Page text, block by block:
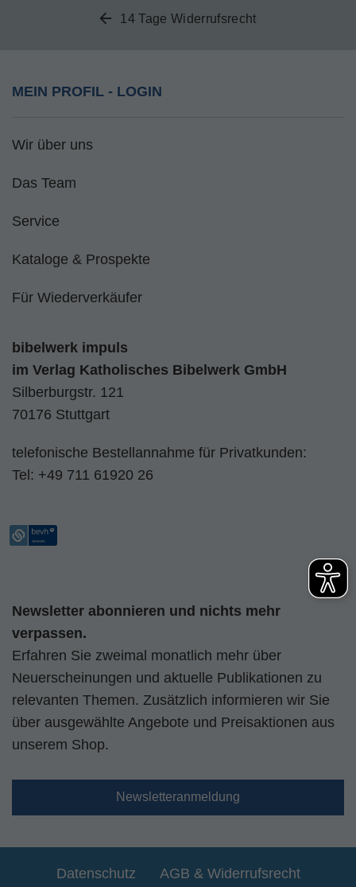
14 Tage Widerrufsrecht
MEIN PROFIL - LOGIN
Wir über uns
Das Team
Service
Kataloge & Prospekte
Für Wiederverkäufer
bibelwerk impuls
im Verlag Katholisches Bibelwerk GmbH
Silberburgstr. 121
70176 Stuttgart
telefonische Bestellannahme für Privatkunden:
Tel: +49 711 61920 26
Newsletter abonnieren und nichts mehr
verpassen.
Erfahren Sie zweimal monatlich mehr über
Neuerscheinungen und aktuelle Publikationen zu
relevanten Themen. Zusätzlich informieren wir Sie
über ausgewählte Angebote und Preisaktionen aus
unserem Shop.
Newsletteranmeldung
Datenschutz AGB & Widerrufsrecht